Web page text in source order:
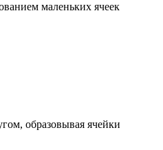
маленьких ячеек
образовывая ячейки